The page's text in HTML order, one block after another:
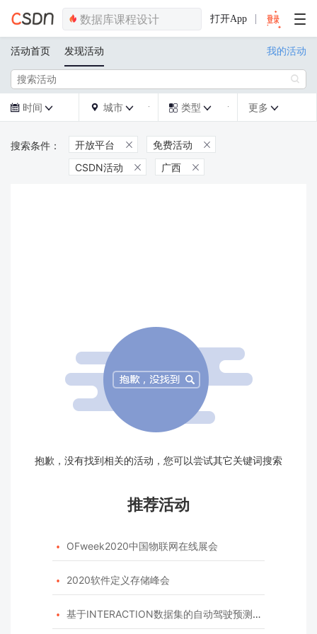
打开App
活动首页 发现活动 我的活动

 时间   城市   类型  更多 
开放平台  免费活动 
CSDN活动  广西 
抱歉，没有找到相关的活动，您可以尝试其它关键词搜索
推荐活动
 OFweek2020中国物联网在线展会
 2020软件定义存储峰会
 基于INTERACTION数据集的自动驾驶预测模型挑战赛